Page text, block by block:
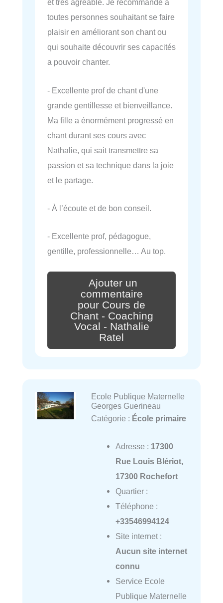
et très agréable. Je recommande a
toutes personnes souhaitant se faire
plaisir en améliorant son chant ou
qui souhaite découvrir ses capacités
a pouvoir chanter.
- Excellente prof de chant d'une
grande gentillesse et bienveillance.
Ma fille a énormément progressé en
chant durant ses cours avec
Nathalie, qui sait transmettre sa
passion et sa technique dans la joie
et le partage.
- À l’écoute et de bon conseil.
- Excellente prof, pédagogue,
gentille, professionnelle… Au top.
Ajouter un
commentaire
pour Cours de
Chant - Coaching
Vocal - Nathalie
Ratel
Ecole Publique Maternelle
Georges Guerineau
Catégorie : École primaire
Adresse : 17300
Rue Louis Blériot,
17300 Rochefort
Quartier :
Téléphone :
+33546994124
Site internet :
Aucun site internet
connu
Service Ecole
Publique Maternelle